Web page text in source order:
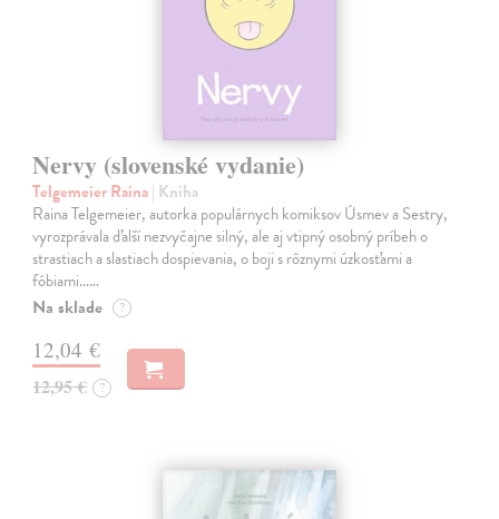
Nervy (slovenské vydanie)
Telgemeier Raina| Kniha
Raina Telgemeier, autorka populárnych komiksov Úsmev a Sestry,
vyrozprávala ďalší nezvyčajne silný, ale aj vtipný osobný príbeh o
strastiach a slastiach dospievania, o boji s rôznymi úzkosťami a
fóbiami...…
Na sklade ?
12,04 €
12,95 € ?